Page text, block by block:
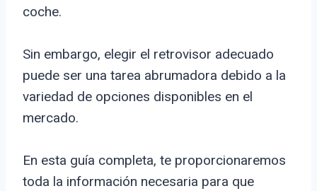
coche.
Sin embargo, elegir el retrovisor adecuado
puede ser una tarea abrumadora debido a la
variedad de opciones disponibles en el
mercado.
En esta guía completa, te proporcionaremos
toda la información necesaria para que